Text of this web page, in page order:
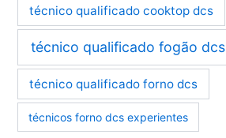
técnico qualificado cooktop dcs
técnico qualificado fogão dcs
técnico qualificado forno dcs
técnicos forno dcs experientes